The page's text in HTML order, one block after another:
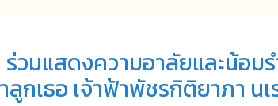
วมแสดงความอาลัยและน้อ
กเธอ เจ้าฟ้าพัชรกิติยาภา